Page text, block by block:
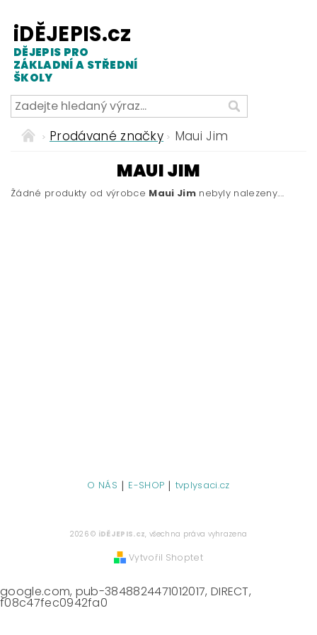
iDĚJEPIS.cz
DĚJEPIS PRO
ZÁKLADNÍ A STŘEDNÍ
ŠKOLY
Prodávané značky Maui Jim
MAUI JIM
Žádné produkty od výrobce Maui Jimnebyly nalezeny....
O NÁS | E-SHOP | tvplysaci.cz
2026 © iDĚJEPIS.cz, všechna práva vyhrazena
Vytvořil Shoptet
google.com, pub-3848824471012017, DIRECT,
f08c47fec0942fa0